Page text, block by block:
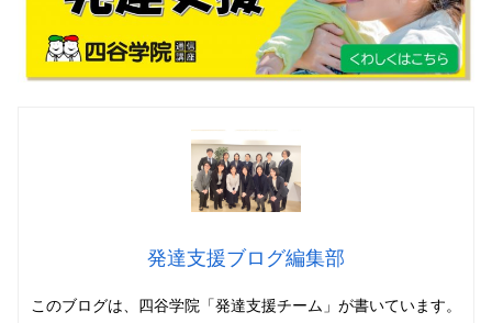
発達支援ブログ編集部
このブログは、四谷学院「発達支援チーム」 が書いています。